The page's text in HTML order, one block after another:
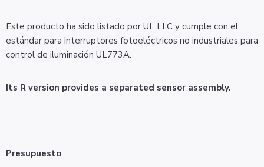
Este producto ha sido listado por UL LLC y cumple con el
estándar para interruptores fotoeléctricos no industriales para
control de iluminación UL773A.
Its R version provides a separated sensor assembly.
Presupuesto